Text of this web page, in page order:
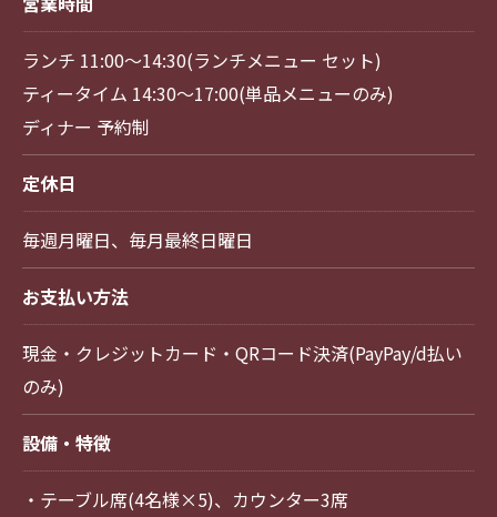
ランチ 11:00～14:30(ランチメニュー セット)
ティータイム 14:30～17:00(単品メニューのみ)
ディナー 予約制
定休日
毎週月曜日、毎月最終日曜日
お支払い方法
現金・クレジットカード・QRコード決済(PayPay/d払い
のみ)
設備・特徴
・テーブル席(4名様×5)、カウンター3席